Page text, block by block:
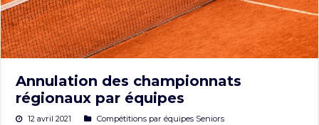
Annulation des championnats
régionaux par équipes
12 avril 2021 Compétitions par équipes Seniors